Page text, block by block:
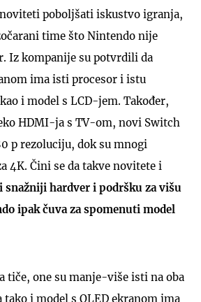
poboljšati iskustvo igranja,
time što Nintendo nije
Iz kompanije su potvrdili da
ima isti procesor i istu
i model s LCD-jem. Također,
HDMI-ja s TV-om, novi Switch
p rezoluciju, dok su mnogi
4K. Čini se da takve novitete i
snažniji hardver i podršku za višu
ipak čuva za spomenuti model
tiče, one su manje-više isti na oba
tako i model s OLED ekranom ima